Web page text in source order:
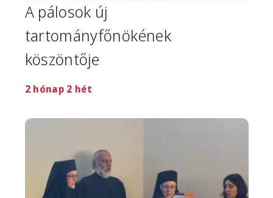
A pálosok új
tartományfőnökének
köszöntője
2 hónap 2 hét
Image